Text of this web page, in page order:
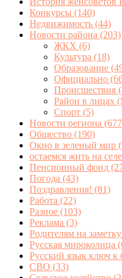
Конкурсы (140)
Недвижимость (44)
Новости района (203)
ЖКХ (6)
Культура (18)
Образование
Официально
Происшествия
Район в лицах
Спорт (5)
Новости региона
Общество (190)
Окно в зеленый мир
остаемся жить на селе
Пенсионный фонд
Погода (43)
Поздравления! (81)
Работа (22)
Разное (103)
Реклама (3)
Родителям на заметку
Русская мироколица
Русский язык ключ к
СВО (33)